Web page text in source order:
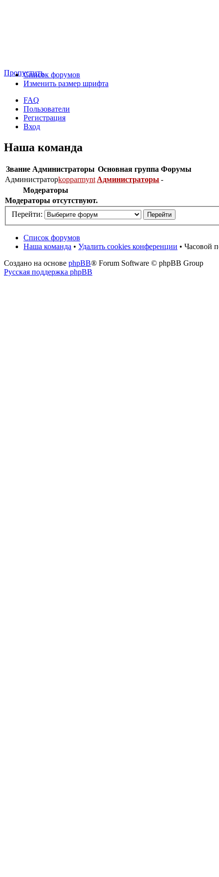
ПропуститьСписок форумов
Изменить размер шрифта
FAQ
Пользователи
Регистрация
Вход
Наша команда
Звание Администраторы Основная группа Форумы
Администраторkopparmynt Администраторы -
Модераторы
Модераторы отсутствуют.
Перейти:
Список форумов
Наша команда • Удалить cookies конференции • Часовой
Создано на основе phpBB® Forum Software © phpBB Group
Русская поддержка phpBB